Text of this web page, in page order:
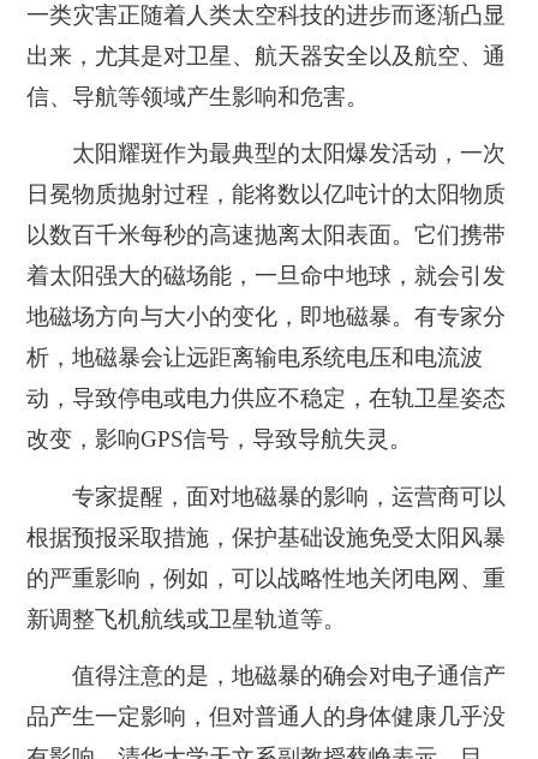
一类灾害正随着人类太空科技的进步而逐渐凸显
出来，尤其是对卫星、航天器安全以及航空、通
信、导航等领域产生影响和危害。
太阳耀斑作为最典型的太阳爆发活动，一次
日冕物质抛射过程，能将数以亿吨计的太阳物质
以数百千米每秒的高速抛离太阳表面。它们携带
着太阳强大的磁场能，一旦命中地球，就会引发
地磁场方向与大小的变化，即地磁暴。有专家分
析，地磁暴会让远距离输电系统电压和电流波
动，导致停电或电力供应不稳定，在轨卫星姿态
改变，影响GPS信号，导致导航失灵。
专家提醒，面对地磁暴的影响，运营商可以
根据预报采取措施，保护基础设施免受太阳风暴
的严重影响，例如，可以战略性地关闭电网、重
新调整飞机航线或卫星轨道等。
值得注意的是，地磁暴的确会对电子通信产
品产生一定影响，但对普通人的身体健康几乎没